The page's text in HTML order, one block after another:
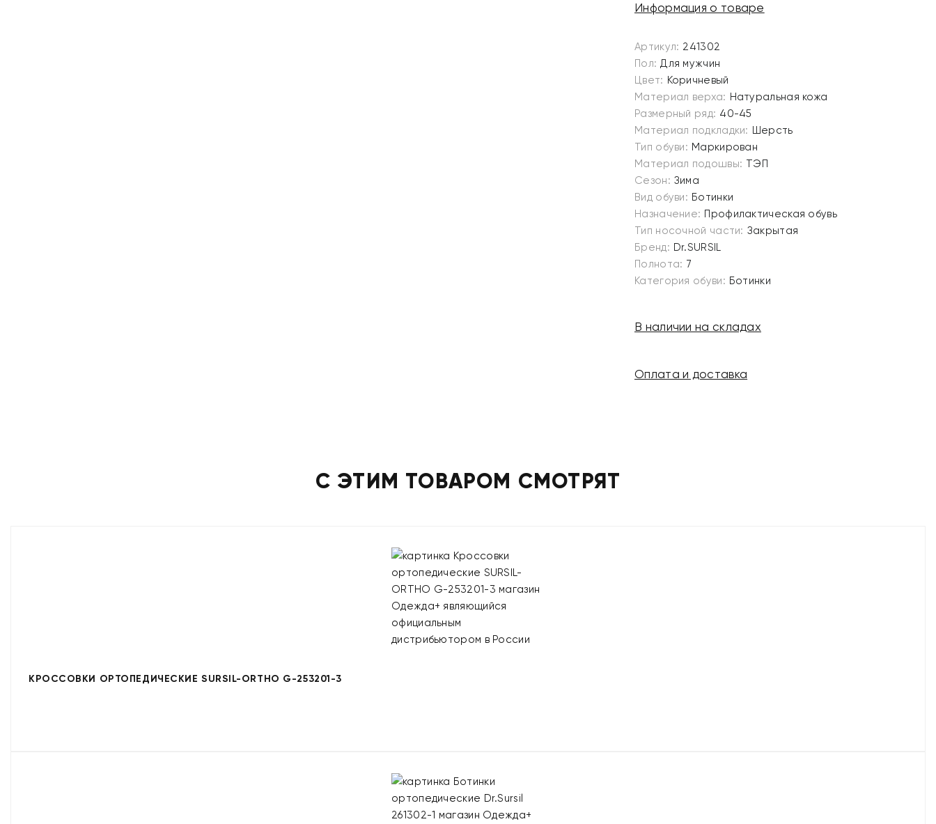
Информация о товаре
Артикул: 241302
Пол: Для мужчин
Цвет: Коричневый
Материал верха: Натуральная кожа
Размерный ряд: 40-45
Материал подкладки: Шерсть
Тип обуви: Маркирован
Материал подошвы: ТЭП
Сезон: Зима
Вид обуви: Ботинки
Назначение: Профилактическая обувь
Тип носочной части: Закрытая
Бренд: Dr.SURSIL
Полнота: 7
Категория обуви: Ботинки
В наличии на складах
Оплата и доставка
С ЭТИМ ТОВАРОМ СМОТРЯТ
КРОССОВКИ ОРТОПЕДИЧЕСКИЕ SURSIL-ORTHO G-253201-3